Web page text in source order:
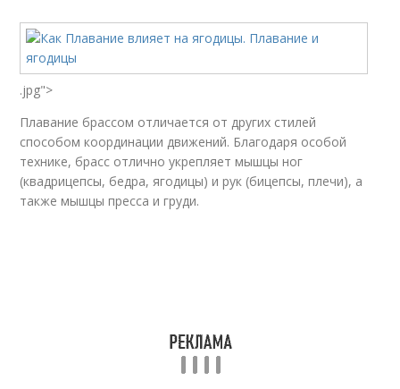
.jpg">
Плавание брассом отличается от других стилей
способом координации движений. Благодаря особой
технике, брасс отлично укрепляет мышцы ног
(квадрицепсы, бедра, ягодицы) и рук (бицепсы, плечи), а
также мышцы пресса и груди.